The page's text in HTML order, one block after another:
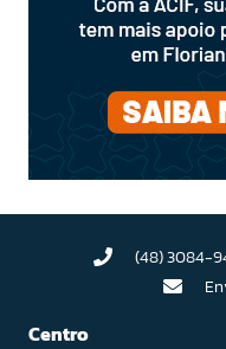
(48) 3084-
Centro